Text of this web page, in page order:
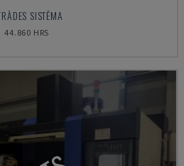
SISTĒMA
44.860 HRS